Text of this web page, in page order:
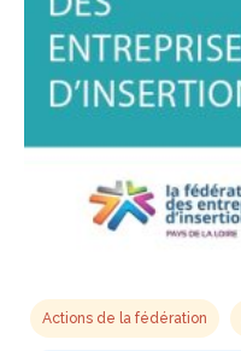
Actions de la fédération